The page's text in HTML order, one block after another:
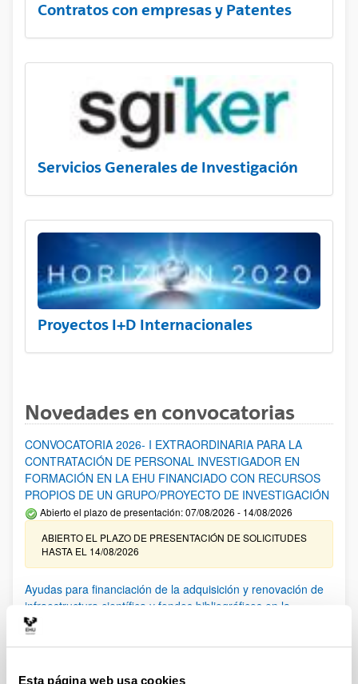
Esta página web usa cookies
Contratos con empresas y Patentes
Servicios Generales de Investigación
Proyectos I+D Internacionales
Novedades en convocatorias
CONVOCATORIA 2026- I EXTRAORDINARIA PARA LA
CONTRATACIÓN DE PERSONAL INVESTIGADOR EN
FORMACIÓN EN LA EHU FINANCIADO CON RECURSOS
PROPIOS DE UN GRUPO/PROYECTO DE INVESTIGACIÓN
Abierto el plazo de presentación: 07/08/2026 - 14/08/2026
ABIERTO EL PLAZO DE PRESENTACIÓN DE SOLICITUDES
HASTA EL 14/08/2026
Ayudas para financiación de la adquisición y renovación de
infraestructura científica y fondos bibliográficos en la
UPV/EHU 2026
solicitudes admitidas y excluidas. 23/03/2026: Relación